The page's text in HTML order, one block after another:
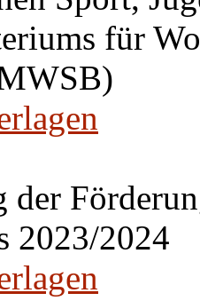
für
der
2023/2024